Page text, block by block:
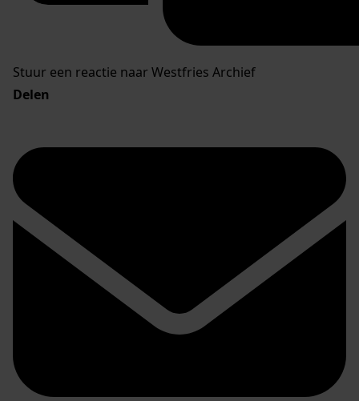
Stuur een reactie naar Westfries Archief
Delen